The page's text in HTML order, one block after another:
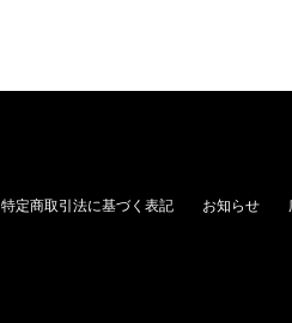
特定商取引法に基づく表記 お知らせ